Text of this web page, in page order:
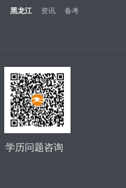
黑龙江 资讯
备考
学历问题咨询